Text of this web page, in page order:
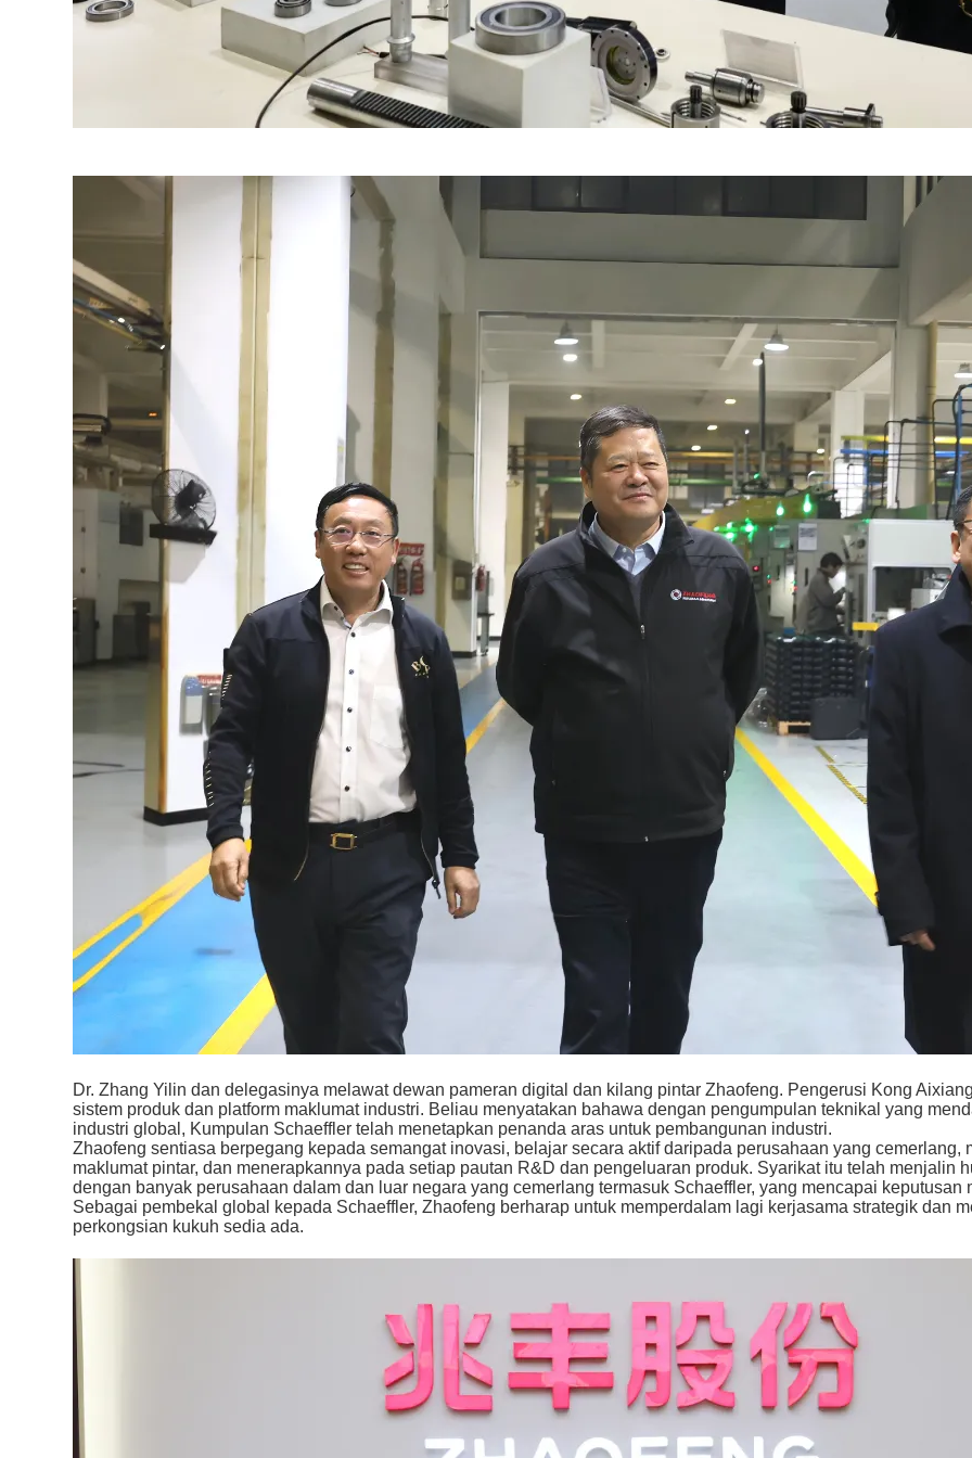
Dr. Zhang Yilin dan delegasinya melawat dewan pameran digital dan kilang pintar Zhaofeng. Pengerusi Kong
sistem produk dan platform maklumat industri. Beliau menyatakan bahawa dengan pengumpulan teknikal yang
industri global, Kumpulan Schaeffler telah menetapkan penanda aras untuk pembangunan industri.
Zhaofeng sentiasa berpegang kepada semangat inovasi, belajar secara aktif daripada perusahaan yang
maklumat pintar, dan menerapkannya pada setiap pautan R&D dan pengeluaran produk. Syarikat itu telah menjalin
dengan banyak perusahaan dalam dan luar negara yang cemerlang termasuk Schaeffler, yang mencapai
Sebagai pembekal global kepada Schaeffler, Zhaofeng berharap untuk memperdalam lagi kerjasama strategik dan
perkongsian kukuh sedia ada.